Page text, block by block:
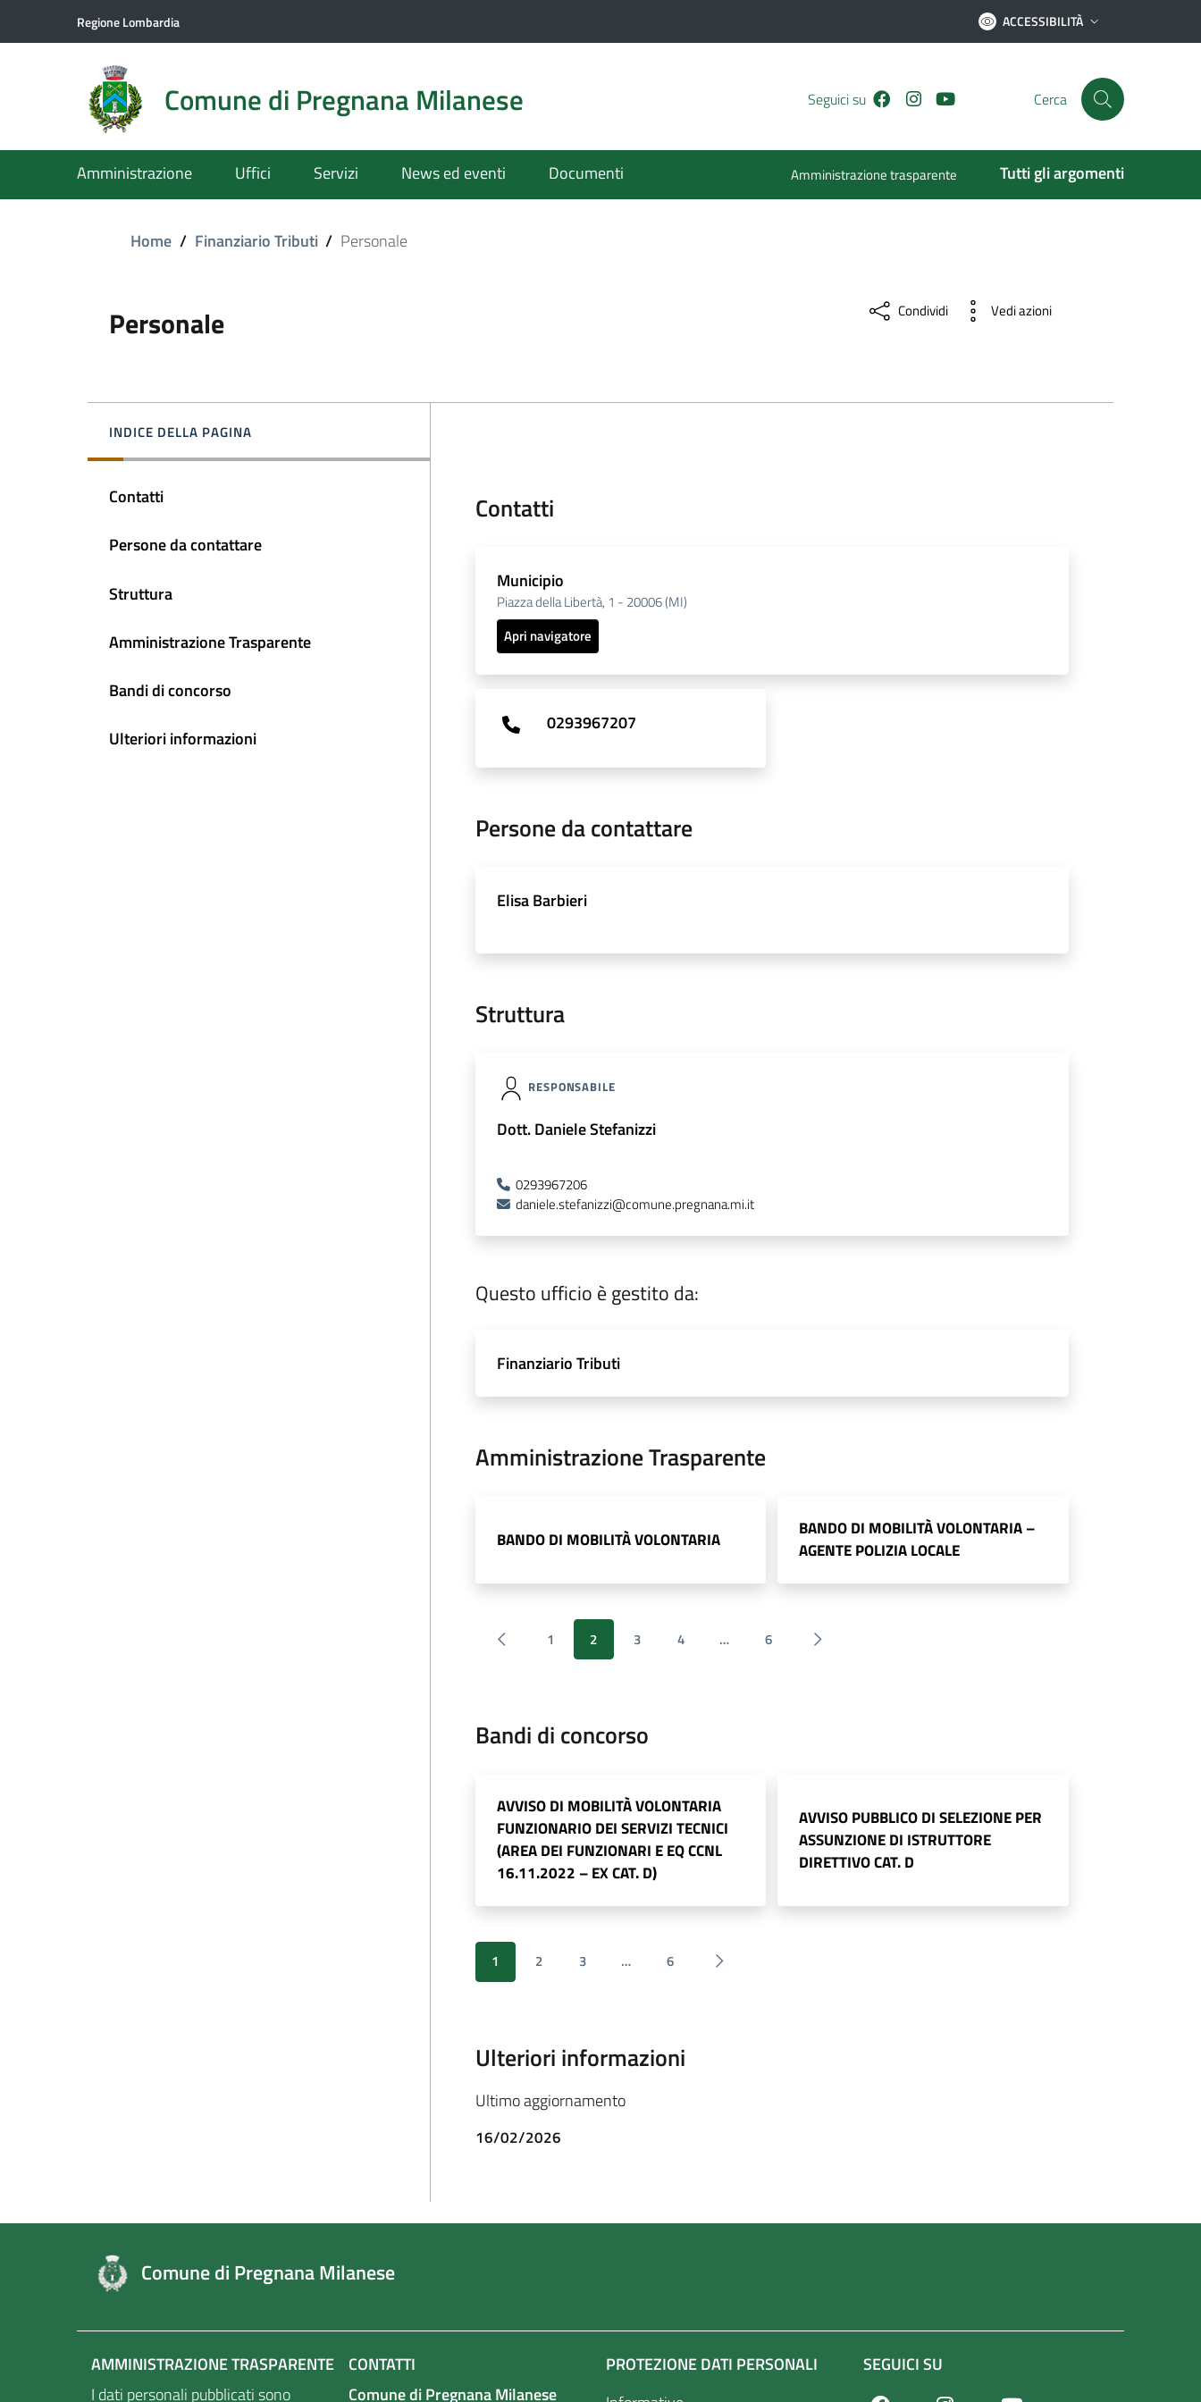
Regione Lombardia ACCESSIBILITÀ
Comune di Pregnana Milanese Seguici su Facebook
Instagram Cerca
Amministrazione Uffici Servizi News ed eventi Documenti Amministrazione trasparente Tutti gli argomenti
Home / Finanziario Tributi / Personale
Personale Condividi Vedi azioni
INDICE DELLA PAGINA
Contatti
Persone da contattare
Struttura
Amministrazione Trasparente
Bandi di concorso
Ulteriori informazioni
Contatti
Municipio
Piazza della Libertà, 1 - 20006 (MI)
Apri navigatore
0293967207
Persone da contattare
Elisa Barbieri
Struttura
RESPONSABILE
Dott. Daniele Stefanizzi
0293967206
daniele.stefanizzi@comune.pregnana.mi.it
Questo ufficio è gestito da:
Finanziario Tributi
Amministrazione Trasparente
BANDO DI MOBILITÀ VOLONTARIA
BANDO DI MOBILITÀ VOLONTARIA –
AGENTE POLIZIA LOCALE
1 2 3 4 … 6
Bandi di concorso
AVVISO DI MOBILITÀ VOLONTARIA
FUNZIONARIO DEI SERVIZI TECNICI
(AREA DEI FUNZIONARI E EQ CCNL
16.11.2022 – EX CAT. D)
AVVISO PUBBLICO DI SELEZIONE PER
ASSUNZIONE DI ISTRUTTORE
DIRETTIVO CAT. D
1 2 3 … 6
Ulteriori informazioni
Ultimo aggiornamento
16/02/2026
Comune di Pregnana Milanese
AMMINISTRAZIONE TRASPARENTE
I dati personali pubblicati sono
CONTATTI
Comune di Pregnana Milanese
PROTEZIONE DATI PERSONALI
SEGUICI SU